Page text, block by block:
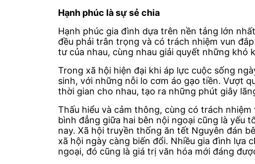
Hạnh phúc là sự sẻ chia
Hạnh phúc gia đình dựa trên nền tảng lớn
đều phải trân trọng và có trách nhiệm vun
tư của nhau, cùng nhau giải quyết những khó
Trong xã hội hiện đại khi áp lực cuộc sống
sinh, với những nỗi lo cơm áo gạo tiền. Vượt
thời gian cho nhau, tạo ra những phút giây
Thấu hiểu và cảm thông, cùng có trách
bình đẳng giữa hai bên nội ngoại cũng là yếu
nay. Xã hội truyền thống ăn tết Nguyên đán
xã hội ngày càng biến đổi. Nhiều gia đình lựa
ngoại, đó cũng là giá trị văn hóa mới đáng